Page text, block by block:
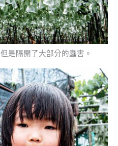
是隔開了大部分的蟲害。